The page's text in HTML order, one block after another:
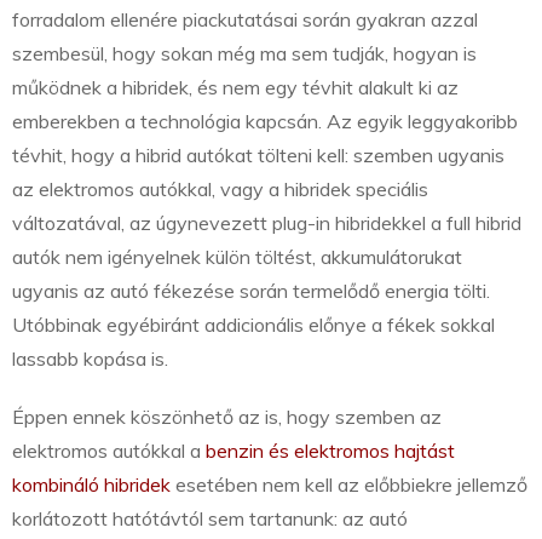
forradalom ellenére piackutatásai során gyakran azzal
szembesül, hogy sokan még ma sem tudják, hogyan is
működnek a hibridek, és nem egy tévhit alakult ki az
emberekben a technológia kapcsán. Az egyik leggyakoribb
tévhit, hogy a hibrid autókat tölteni kell: szemben ugyanis
az elektromos autókkal, vagy a hibridek speciális
változatával, az úgynevezett plug-in hibridekkel a full hibrid
autók nem igényelnek külön töltést, akkumulátorukat
ugyanis az autó fékezése során termelődő energia tölti.
Utóbbinak egyébiránt addicionális előnye a fékek sokkal
lassabb kopása is.
Éppen ennek köszönhető az is, hogy szemben az
elektromos autókkal a benzin és elektromos hajtást
kombináló hibridek esetében nem kell az előbbiekre jellemző
korlátozott hatótávtól sem tartanunk: az autó